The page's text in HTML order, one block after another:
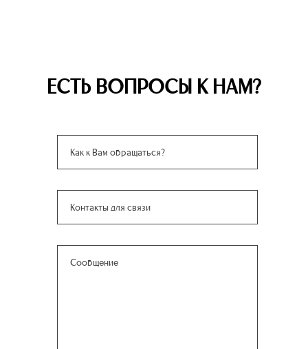
ЕСТЬ ВОПРОСЫ К НАМ?